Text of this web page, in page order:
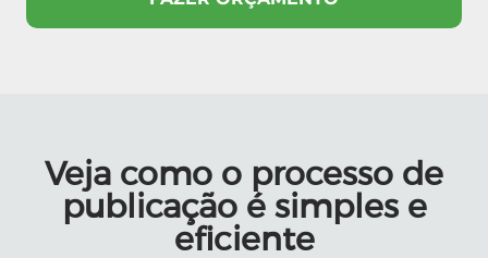
Veja como o processo de
publicação é simples e
eficiente